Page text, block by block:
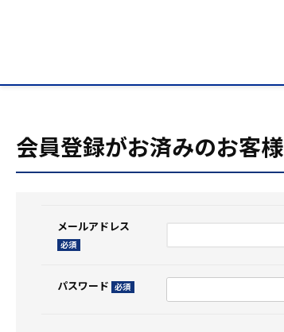
会員登録がお済みのお客様
メールアドレス
パスワード